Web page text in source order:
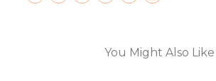
You Might Also Like